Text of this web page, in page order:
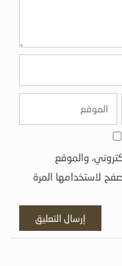
والموقع
لاستخدامها المرة